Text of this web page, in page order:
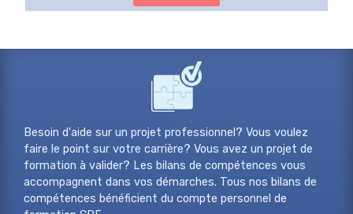
Besoin d'aide sur un projet professionnel? Vous voulez
faire le point sur votre carrière? Vous avez un projet de
formation à valider? Les bilans de compétences vous
accompagnent dans vos démarches. Tous nos bilans de
compétences bénéficient du compte personnel de